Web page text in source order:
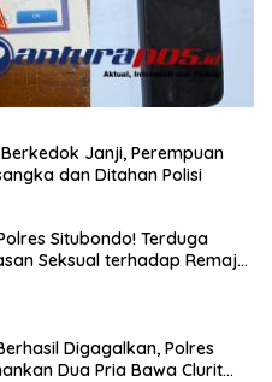
Janji, Perempuan
dan Ditahan Polisi
Situbondo! Terduga
Seksual terhadap Remaja
Digagalkan, Polres
Dua Pria Bawa Clurit